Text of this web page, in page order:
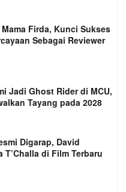
Firda, Kunci Sukses
Sebagai Reviewer
Jadi Ghost Rider di MCU,
Tayang pada 2028
Digarap, David
di Film Terbaru